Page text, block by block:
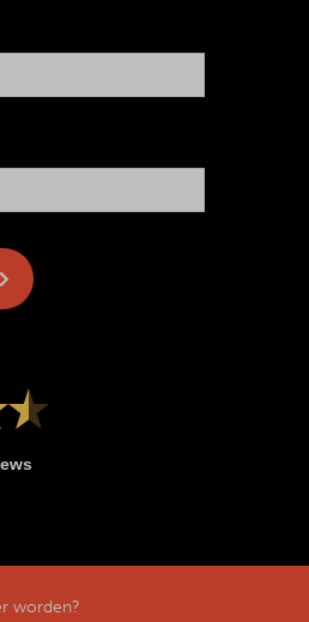
worden?